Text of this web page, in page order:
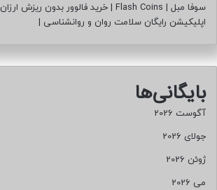
سوفا مبل |
Flash Coins
| خرید فالوور بدون ریزش ارزان
اپلیکیشن رایگان سلامت روان و روانشناسی |
بایگانی‌ها
آگوست 2026
جولای 2026
ژوئن 2026
می 2026